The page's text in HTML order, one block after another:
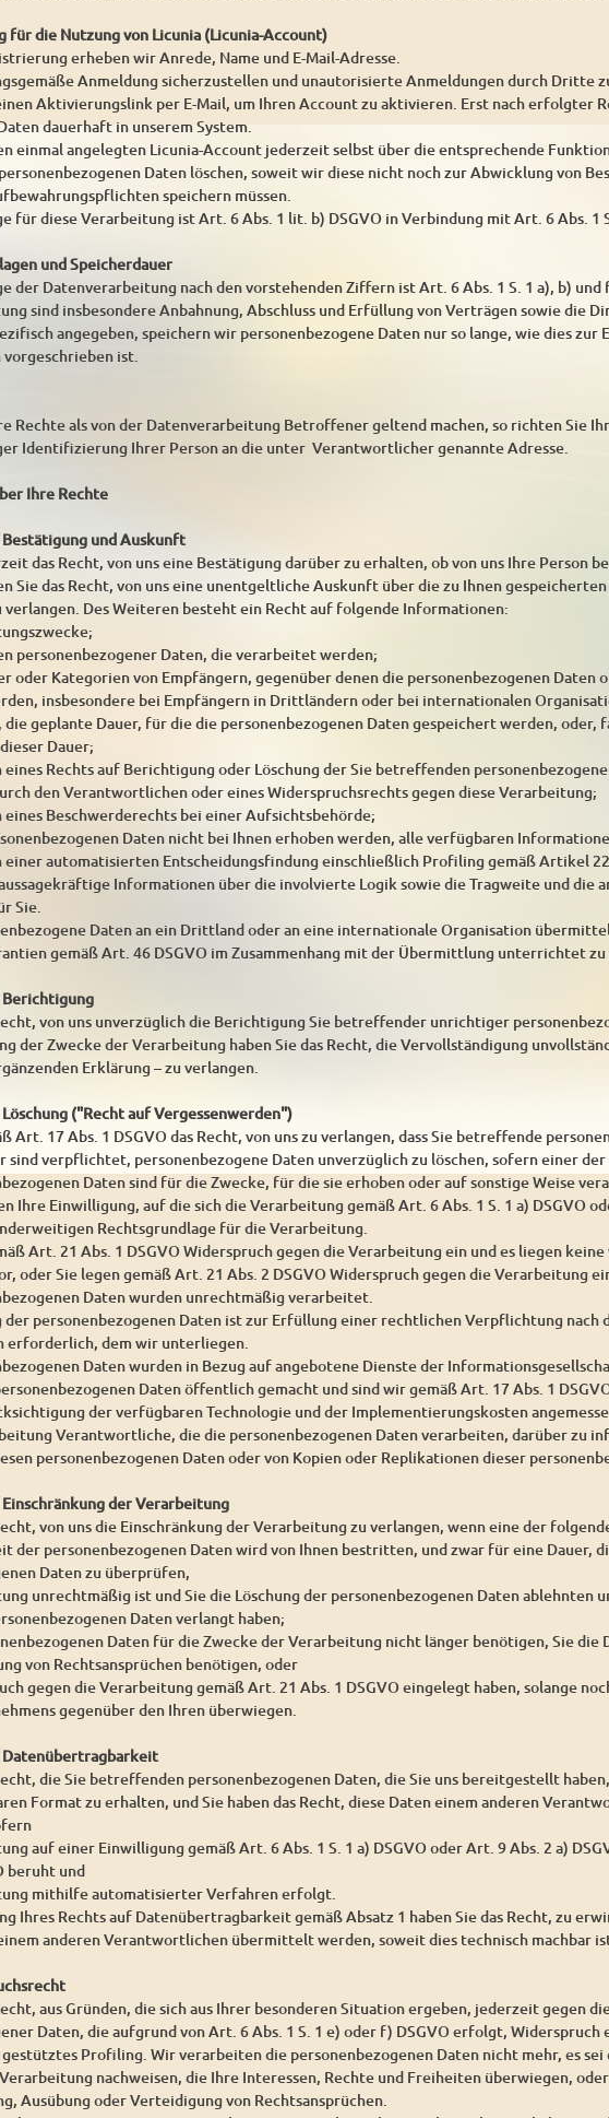
für die Nutzung von Licunia (Licunia-Account)
erheben wir Anrede, Name und E-Mail-Adresse.
Anmeldung sicherzustellen und unautorisierte Anmeldungen durch Dritte
Aktivierungslink per E-Mail, um Ihren Account zu aktivieren. Erst nach erfolgter
dauerhaft in unserem System.
einmal angelegten Licunia-Account jederzeit selbst über die entsprechende
Daten löschen, soweit wir diese nicht noch zur Abwicklung von
speichern müssen.
für diese Verarbeitung ist Art. 6 Abs. 1 lit. b) DSGVO in Verbindung mit Art. 6 Abs. 1
und Speicherdauer
der Datenverarbeitung nach den vorstehenden Ziffern ist Art. 6 Abs. 1 S. 1 a), b) und
sind insbesondere Anbahnung, Abschluss und Erfüllung von Verträgen sowie die
angegeben, speichern wir personenbezogene Daten nur so lange, wie dies
ist.
Rechte als von der Datenverarbeitung Betroffener geltend machen, so richten Sie
Identifizierung Ihrer Person an die unter Verantwortlicher genannte Adresse.
Ihre Rechte
und Auskunft
das Recht, von uns eine Bestätigung darüber zu erhalten, ob von uns Ihre
Sie das Recht, von uns eine unentgeltliche Auskunft über die zu Ihnen
verlangen. Des Weiteren besteht ein Recht auf folgende Informationen:
personenbezogener Daten, die verarbeitet werden;
oder Kategorien von Empfängern, gegenüber denen die personenbezogenen Daten
insbesondere bei Empfängern in Drittländern oder bei internationalen
die geplante Dauer, für die die personenbezogenen Daten gespeichert werden,
Dauer;
eines Rechts auf Berichtigung oder Löschung der Sie betreffenden
den Verantwortlichen oder eines Widerspruchsrechts gegen diese Verarbeitung;
eines Beschwerderechts bei einer Aufsichtsbehörde;
Daten nicht bei Ihnen erhoben werden, alle verfügbaren
einer automatisierten Entscheidungsfindung einschließlich Profiling gemäß Artikel
Informationen über die involvierte Logik sowie die Tragweite und
Sie.
Daten an ein Drittland oder an eine internationale Organisation
gemäß Art. 46 DSGVO im Zusammenhang mit der Übermittlung unterrichtet
Berichtigung
von uns unverzüglich die Berichtigung Sie betreffender unrichtiger
der Zwecke der Verarbeitung haben Sie das Recht, die Vervollständigung
Erklärung – zu verlangen.
("Recht auf Vergessenwerden")
Art. 17 Abs. 1 DSGVO das Recht, von uns zu verlangen, dass Sie betreffende
sind verpflichtet, personenbezogene Daten unverzüglich zu löschen, sofern einer
Daten sind für die Zwecke, für die sie erhoben oder auf sonstige Weise
Ihre Einwilligung, auf die sich die Verarbeitung gemäß Art. 6 Abs. 1 S. 1 a) DSGVO
Rechtsgrundlage für die Verarbeitung.
Art. 21 Abs. 1 DSGVO Widerspruch gegen die Verarbeitung ein und es liegen
oder Sie legen gemäß Art. 21 Abs. 2 DSGVO Widerspruch gegen die Verarbeitung
Daten wurden unrechtmäßig verarbeitet.
der personenbezogenen Daten ist zur Erfüllung einer rechtlichen Verpflichtung nach
erforderlich, dem wir unterliegen.
Daten wurden in Bezug auf angebotene Dienste der
Daten öffentlich gemacht und sind wir gemäß Art. 17 Abs. 1
der verfügbaren Technologie und der Implementierungskosten
Verantwortliche, die die personenbezogenen Daten verarbeiten, darüber zu
personenbezogenen Daten oder von Kopien oder Replikationen dieser
der Verarbeitung
von uns die Einschränkung der Verarbeitung zu verlangen, wenn eine der
der personenbezogenen Daten wird von Ihnen bestritten, und zwar für eine Dauer,
Daten zu überprüfen,
unrechtmäßig ist und Sie die Löschung der personenbezogenen Daten ablehnten
Daten verlangt haben;
Daten für die Zwecke der Verarbeitung nicht länger benötigen, Sie die
von Rechtsansprüchen benötigen, oder
gegen die Verarbeitung gemäß Art. 21 Abs. 1 DSGVO eingelegt haben, solange
gegenüber den Ihren überwiegen.
Datenübertragbarkeit
die Sie betreffenden personenbezogenen Daten, die Sie uns bereitgestellt
Format zu erhalten, und Sie haben das Recht, diese Daten einem anderen
auf einer Einwilligung gemäß Art. 6 Abs. 1 S. 1 a) DSGVO oder Art. 9 Abs. 2 a)
beruht und
mithilfe automatisierter Verfahren erfolgt.
Ihres Rechts auf Datenübertragbarkeit gemäß Absatz 1 haben Sie das Recht, zu
anderen Verantwortlichen übermittelt werden, soweit dies technisch machbar
aus Gründen, die sich aus Ihrer besonderen Situation ergeben, jederzeit gegen
Daten, die aufgrund von Art. 6 Abs. 1 S. 1 e) oder f) DSGVO erfolgt,
Profiling. Wir verarbeiten die personenbezogenen Daten nicht mehr, es
nachweisen, die Ihre Interessen, Rechte und Freiheiten überwiegen,
Ausübung oder Verteidigung von Rechtsansprüchen.